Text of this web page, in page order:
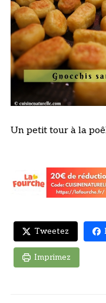
Un petit tour à la
Tweetez
Imprimez